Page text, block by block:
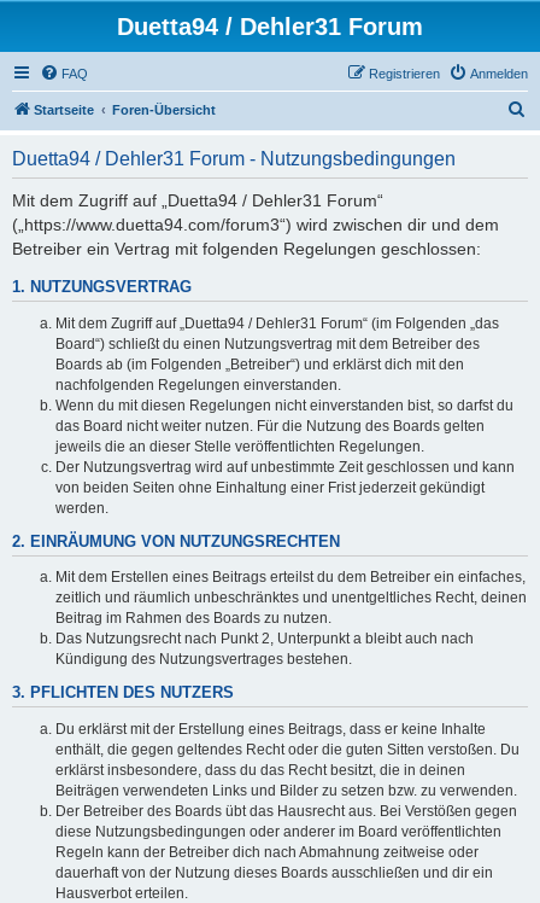
Duetta94 / Dehler31 Forum
FAQ Anmelden
Registrieren
Startseite Foren-Übersicht
Duetta94 / Dehler31 Forum - Nutzungsbedingungen
Mit dem Zugriff auf „Duetta94 / Dehler31 Forum“
(„https://www.duetta94.com/forum3“) wird zwischen dir und dem
Betreiber ein Vertrag mit folgenden Regelungen geschlossen:
1. NUTZUNGSVERTRAG
Mit dem Zugriff auf „Duetta94 / Dehler31 Forum“ (im Folgenden „das
Board“) schließt du einen Nutzungsvertrag mit dem Betreiber des
Boards ab (im Folgenden „Betreiber“) und erklärst dich mit den
nachfolgenden Regelungen einverstanden.
Wenn du mit diesen Regelungen nicht einverstanden bist, so darfst du
das Board nicht weiter nutzen. Für die Nutzung des Boards gelten
jeweils die an dieser Stelle veröffentlichten Regelungen.
Der Nutzungsvertrag wird auf unbestimmte Zeit geschlossen und kann
von beiden Seiten ohne Einhaltung einer Frist jederzeit gekündigt
werden.
2. EINRÄUMUNG VON NUTZUNGSRECHTEN
Mit dem Erstellen eines Beitrags erteilst du dem Betreiber ein einfaches,
zeitlich und räumlich unbeschränktes und unentgeltliches Recht, deinen
Beitrag im Rahmen des Boards zu nutzen.
Das Nutzungsrecht nach Punkt 2, Unterpunkt a bleibt auch nach
Kündigung des Nutzungsvertrages bestehen.
3. PFLICHTEN DES NUTZERS
Du erklärst mit der Erstellung eines Beitrags, dass er keine Inhalte
enthält, die gegen geltendes Recht oder die guten Sitten verstoßen. Du
erklärst insbesondere, dass du das Recht besitzt, die in deinen
Beiträgen verwendeten Links und Bilder zu setzen bzw. zu verwenden.
Der Betreiber des Boards übt das Hausrecht aus. Bei Verstößen gegen
diese Nutzungsbedingungen oder anderer im Board veröffentlichten
Regeln kann der Betreiber dich nach Abmahnung zeitweise oder
dauerhaft von der Nutzung dieses Boards ausschließen und dir ein
Hausverbot erteilen.